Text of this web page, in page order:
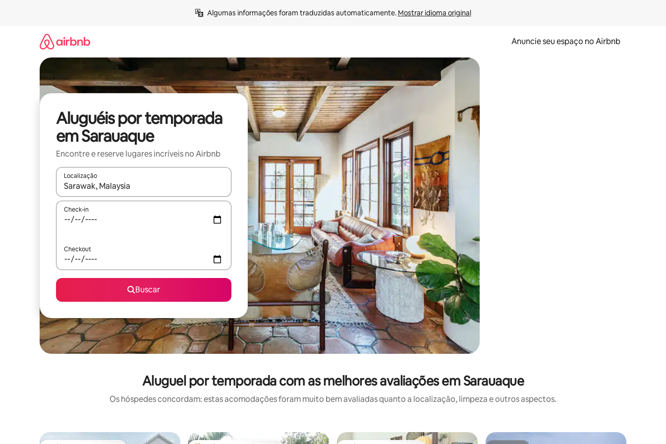
Algumas informações foram traduzidas automaticamente. Mostrar idioma original
Anuncie seu espaço no Airbnb
Aluguéis por temporada
em Sarauaque
Encontre e reserve lugares incríveis no Airbnb
Localização
Quando os resultados estiverem disponíveis, explore-os usando as seta para cima e para baixo do teclado ou tocando e deslizando o dedo na tela.
Check-in
Checkout
Buscar
Aluguel por temporada com as melhores avaliações em Sarauaque
Os hóspedes concordam: estas acomodações foram muito bem avaliadas quanto a localização, limpeza e outros aspectos.